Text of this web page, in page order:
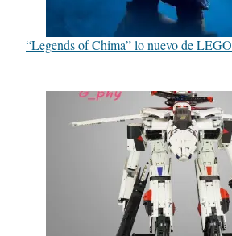
“Legends of Chima” lo nuevo de LEGO